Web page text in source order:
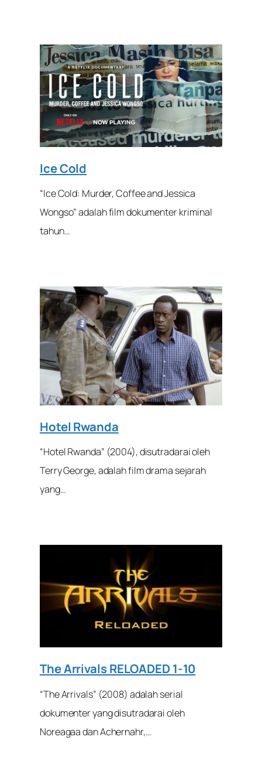
Ice Cold
“Ice Cold: Murder, Coffee and Jessica
Wongso” adalah film dokumenter kriminal
tahun…
Hotel Rwanda
“Hotel Rwanda” (2004), disutradarai oleh
Terry George, adalah film drama sejarah
yang…
The Arrivals RELOADED 1-10
“The Arrivals” (2008) adalah serial
dokumenter yang disutradarai oleh
Noreagaa dan Achernahr,…